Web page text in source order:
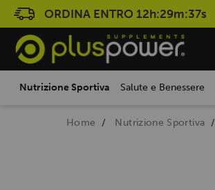
ORDINA ENTRO 12h:29m:36s
Nutrizione Sportiva Salute e Benessere
Home Nutrizione Sportiva